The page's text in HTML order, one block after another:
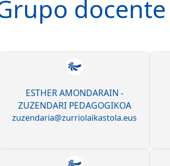
docente
ESTHER AMONDARAIN -
ZUZENDARI PEDAGOGIKOA
zuzendaria@zurriolaikastola.eus